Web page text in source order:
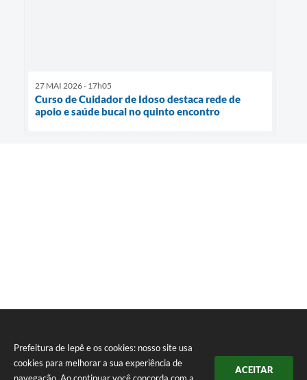
Prefeitura de Iepê e os cookies: nosso site usa
cookies para melhorar a sua experiência de
ACEITAR
27 MAI 2026 - 17h05
Curso de Cuidador de Idoso destaca rede de
apoio e saúde bucal no quinto encontro